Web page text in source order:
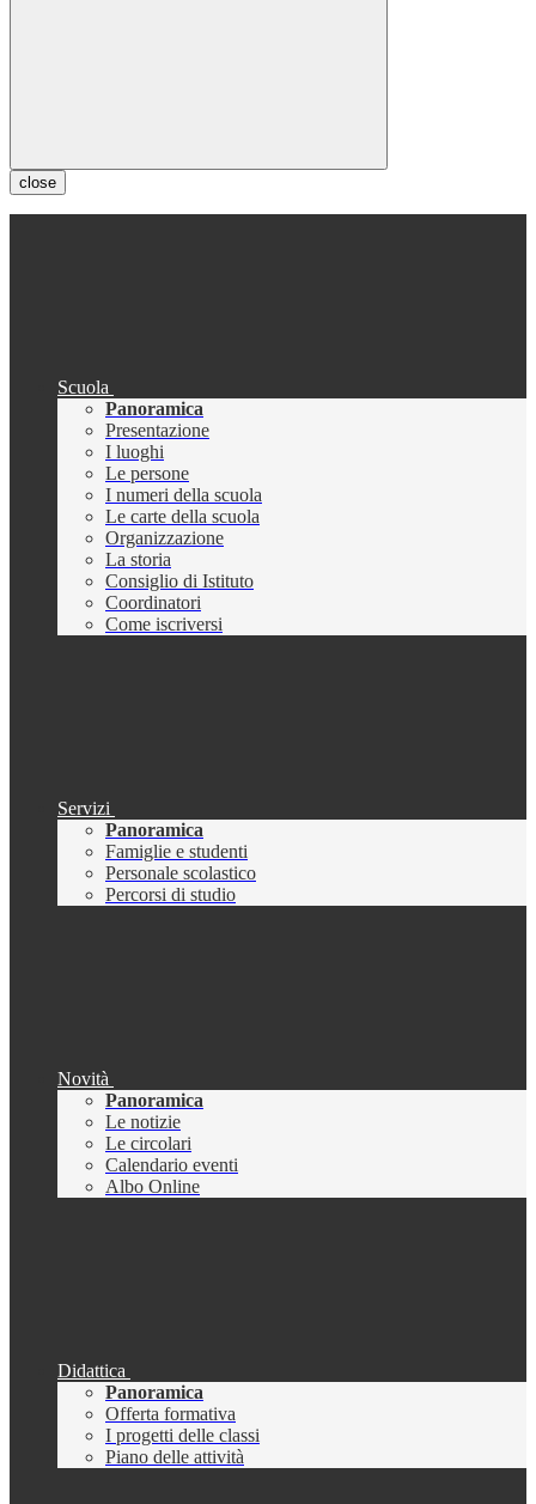
close
Scuola
Panoramica
Presentazione
I luoghi
Le persone
I numeri della scuola
Le carte della scuola
Organizzazione
La storia
Consiglio di Istituto
Coordinatori
Come iscriversi
Servizi
Panoramica
Famiglie e studenti
Personale scolastico
Percorsi di studio
Novità
Panoramica
Le notizie
Le circolari
Calendario eventi
Albo Online
Didattica
Panoramica
Offerta formativa
I progetti delle classi
Piano delle attività